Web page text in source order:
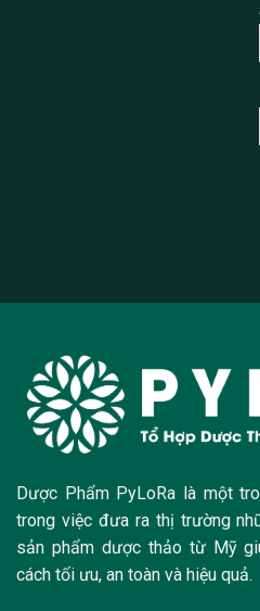
Dược Phẩm PyLoRa là một
trong việc đưa ra thị trường
sản phẩm dược thảo từ Mỹ
cách tối ưu, an toàn và hiệu quả.